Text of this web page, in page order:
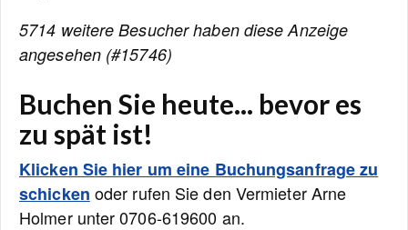
5714 weitere Besucher haben diese Anzeige
angesehen (#15746)
Buchen Sie heute... bevor es
zu spät ist!
Klicken Sie hier um eine Buchungsanfrage zu
schicken oder rufen Sie den Vermieter Arne
Holmer unter 0706-619600 an.